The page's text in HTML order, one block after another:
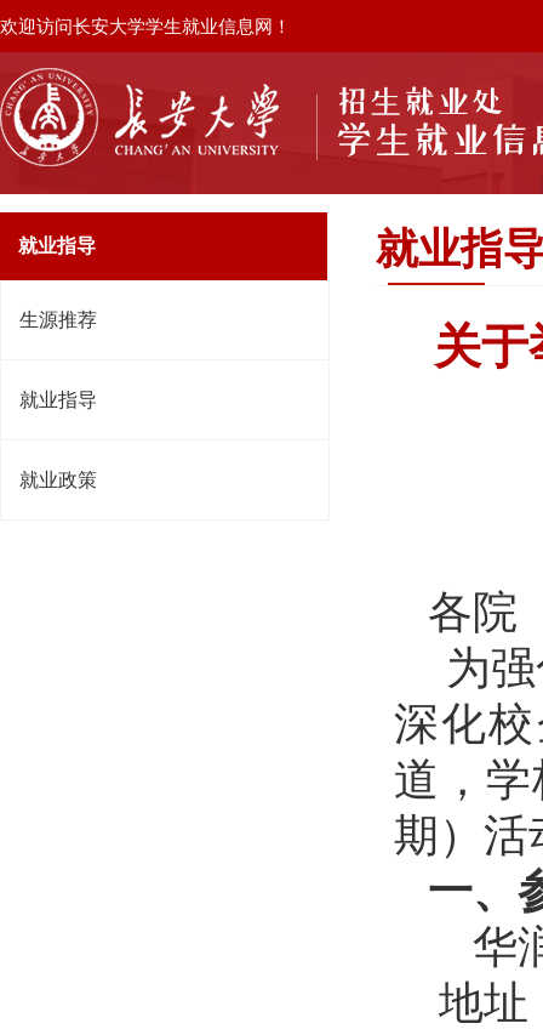
欢迎访问长安大学学生就业信息网！
就业指导
生源推荐
就业指导
就业政策
就业指
关
各院
为
深化
道，
期）活
一、
华
地址